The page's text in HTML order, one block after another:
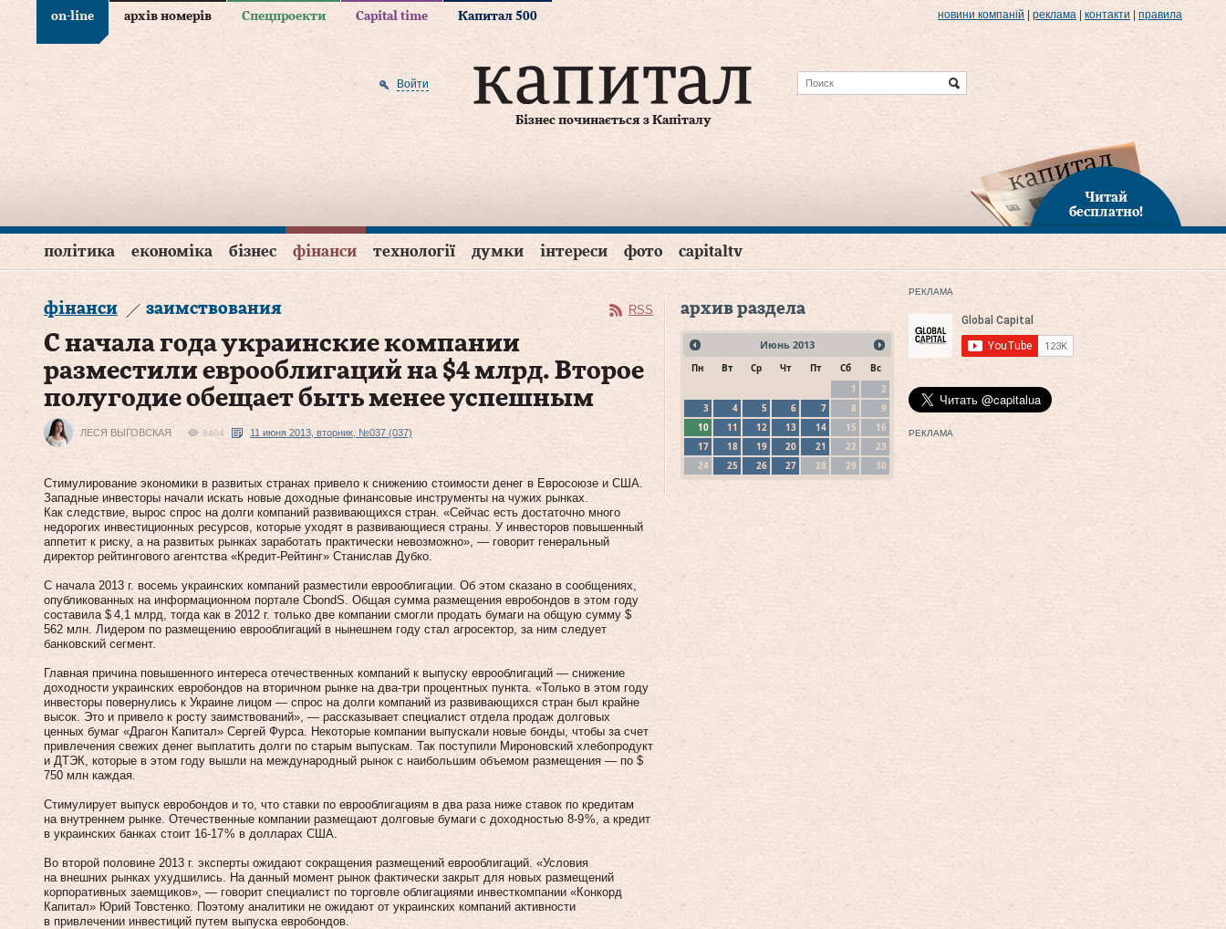
on-line архів номерів Спецпроекти Capital time Капитал 500 новини компаній реклама контакти правила
Бізнес починається з Капіталу
Войти
Читай
бесплатно!
політика економіка бізнес фінанси технології думки інтереси фото capitaltv
фінанси заимствования RSS
С начала года украинские компании
разместили еврооблигаций на $4 млрд. Второе
полугодие обещает быть менее успешным
ЛЕСЯ ВЫГОВСКАЯ 8404 11 июня 2013, вторник, №037 (037)
Стимулирование экономики в развитых странах привело к снижению стоимости денег в Евросоюзе и США.
Западные инвесторы начали искать новые доходные финансовые инструменты на чужих рынках.
Как следствие, вырос спрос на долги компаний развивающихся стран. «Сейчас есть достаточно много
недорогих инвестиционных ресурсов, которые уходят в развивающиеся страны. У инвесторов повышенный
аппетит к риску, а на развитых рынках заработать практически невозможно», — говорит генеральный
директор рейтингового агентства «Кредит-Рейтинг» Станислав Дубко.
С начала 2013 г. восемь украинских компаний разместили еврооблигации. Об этом сказано в сообщениях,
опубликованных на информационном портале CbondS. Общая сумма размещения евробондов в этом году
составила $ 4,1 млрд, тогда как в 2012 г. только две компании смогли продать бумаги на общую сумму $
562 млн. Лидером по размещению еврооблигаций в нынешнем году стал агросектор, за ним следует
банковский сегмент.
Главная причина повышенного интереса отечественных компаний к выпуску еврооблигаций — снижение
доходности украинских евробондов на вторичном рынке на два-три процентных пункта. «Только в этом году
инвесторы повернулись к Украине лицом — спрос на долги компаний из развивающихся стран был крайне
высок. Это и привело к росту заимствований», — рассказывает специалист отдела продаж долговых
ценных бумаг «Драгон Капитал» Сергей Фурса. Некоторые компании выпускали новые бонды, чтобы за счет
привлечения свежих денег выплатить долги по старым выпускам. Так поступили Мироновский хлебопродукт
и ДТЭК, которые в этом году вышли на международный рынок с наибольшим объемом размещения — по $
750 млн каждая.
Стимулирует выпуск евробондов и то, что ставки по еврооблигациям в два раза ниже ставок по кредитам
на внутреннем рынке. Отечественные компании размещают долговые бумаги с доходностью 8‑9 %, а кредит
в украинских банках стоит 16‑17 % в долларах США.
Во второй половине 2013 г. эксперты ожидают сокращения размещений еврооблигаций. «Условия
на внешних рынках ухудшились. На данный момент рынок фактически закрыт для новых размещений
корпоративных заемщиков», — говорит специалист по торговле облигациями инвесткомпании «Конкорд
Капитал» Юрий Товстенко. Поэтому аналитики не ожидают от украинских компаний активности
в привлечении инвестиций путем выпуска евробондов.
архив раздела
Июнь 2013
Пн Вт Ср Чт Пт Сб
Вс
1
2
3
4 5 6 7 8
9
10
11 12 13 14 15
16
17
18 19 20 21 22
23
24
25 26 27 28 29 30
РЕКЛАМА
РЕКЛАМА